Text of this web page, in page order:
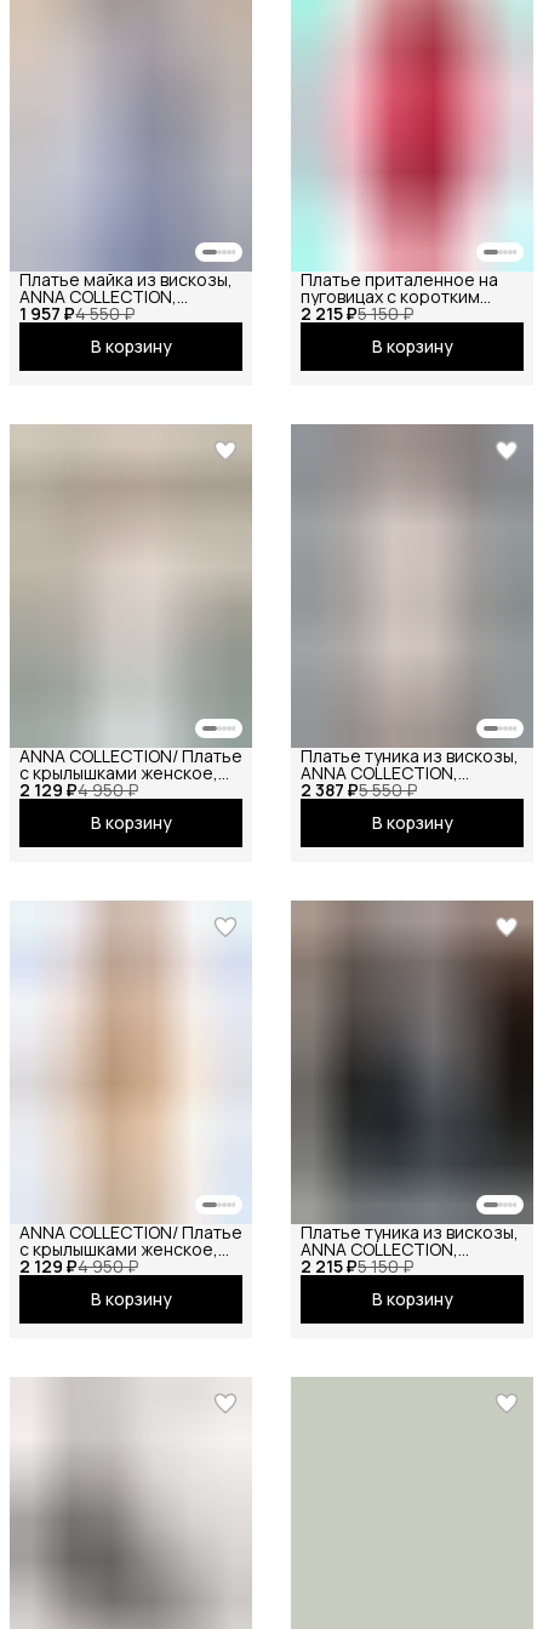
1 957 ₽4 550 ₽
Платье майка из вискозы,
ANNA COLLECTION,
сарафан офисный, на
вечернее праздничное
В корзину
2 215 ₽5 150 ₽
Платье приталенное на
пуговицах с коротким
рукавом
В корзину
2 129 ₽4 950 ₽
ANNA COLLECTION/ Платье
с крылышками женское,
платье вечернее,
нарядное, атласное,
шёлковое, на праздник
В корзину
2 387 ₽5 550 ₽
Платье туника из вискозы,
ANNA COLLECTION,
вечернее праздничное
повседневное офисное
В корзину
2 129 ₽4 950 ₽
ANNA COLLECTION/ Платье
с крылышками женское,
платье вечернее,
нарядное, атласное,
шёлковое, на праздник
В корзину
2 215 ₽5 150 ₽
Платье туника из вискозы,
ANNA COLLECTION,
вечернее праздничное
повседневное офисное
В корзину